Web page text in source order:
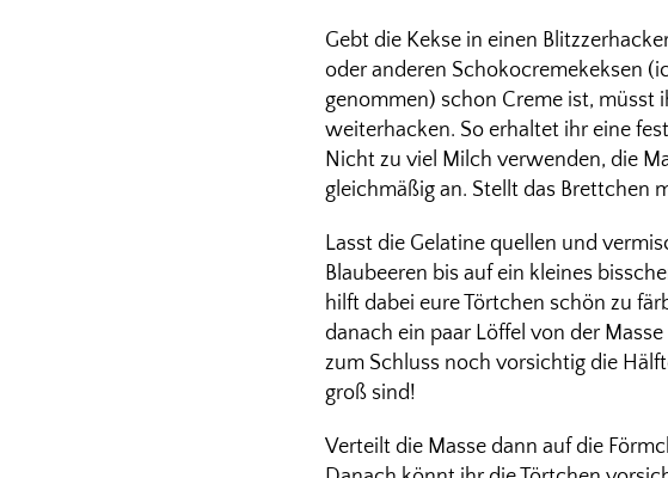
Gebt die Kekse in einen
oder anderen Schokocremekeksen
genommen) schon Creme ist, müsst
weiterhacken. So erhaltet ihr eine
Nicht zu viel Milch verwenden, die
gleichmäßig an. Stellt das Brettchen
Lasst die Gelatine quellen und
Blaubeeren bis auf ein kleines
hilft dabei eure Törtchen schön zu
danach ein paar Löffel von der
zum Schluss noch vorsichtig die
groß sind!
Verteilt die Masse dann auf die